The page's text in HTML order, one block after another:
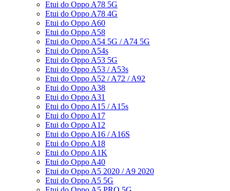
Etui do Oppo A78 5G
Etui do Oppo A78 4G
Etui do Oppo A60
Etui do Oppo A58
Etui do Oppo A54 5G / A74 5G
Etui do Oppo A54s
Etui do Oppo A53 5G
Etui do Oppo A53 / A53s
Etui do Oppo A52 / A72 / A92
Etui do Oppo A38
Etui do Oppo A31
Etui do Oppo A15 / A15s
Etui do Oppo A17
Etui do Oppo A12
Etui do Oppo A16 / A16S
Etui do Oppo A18
Etui do Oppo A1K
Etui do Oppo A40
Etui do Oppo A5 2020 / A9 2020
Etui do Oppo A5 5G